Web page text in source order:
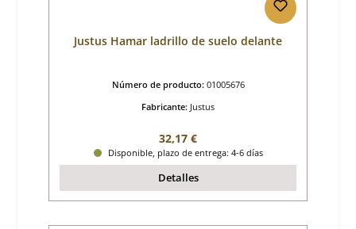
Justus Hamar ladrillo de suelo delante
Número de producto: 01005676
Fabricante: Justus
Precio normal:
32,17 €
Disponible, plazo de entrega: 4-6 días
Detalles